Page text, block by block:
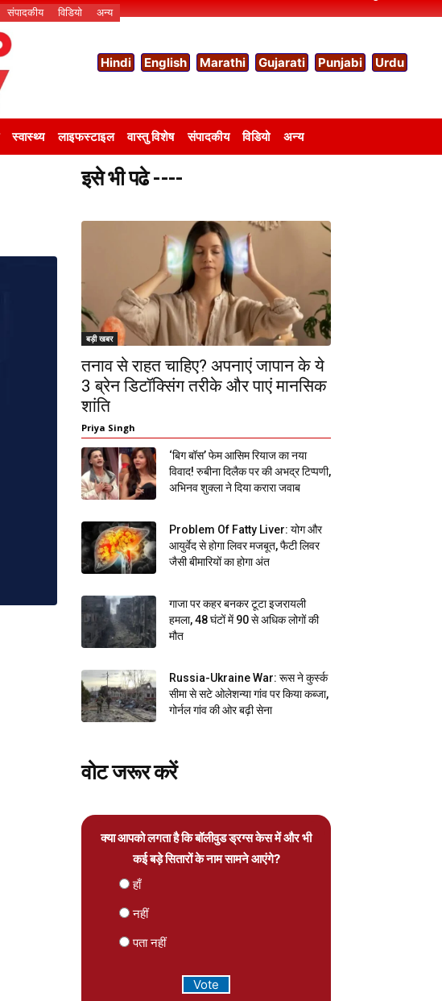
संपादकीय विडियो अन्य
Hindi English Marathi Gujarati Punjabi Urdu
स्वास्थ्य लाइफस्टाइल वास्तु विशेष संपादकीय विडियो अन्य
इसे भी पढे ----
बड़ी खबर
तनाव से राहत चाहिए? अपनाएं जापान के ये
3 ब्रेन डिटॉक्सिंग तरीके और पाएं मानसिक
शांति
Priya Singh
‘बिग बॉस’ फेम आसिम रियाज का नया
विवाद! रुबीना दिलैक पर की अभद्र टिप्पणी,
अभिनव शुक्ला ने दिया करारा जवाब
Problem Of Fatty Liver: योग और
आयुर्वेद से होगा लिवर मजबूत, फैटी लिवर
जैसी बीमारियों का होगा अंत
गाजा पर कहर बनकर टूटा इजरायली
हमला, 48 घंटों में 90 से अधिक लोगों की
मौत
Russia-Ukraine War: रूस ने कुर्स्क
सीमा से सटे ओलेशन्या गांव पर किया कब्जा,
गोर्नल गांव की ओर बढ़ी सेना
वोट जरूर करें
क्या आपको लगता है कि बॉलीवुड ड्रग्स केस में और भी
कई बड़े सितारों के नाम सामने आएंगे?
हाँ
नहीं
पता नहीं